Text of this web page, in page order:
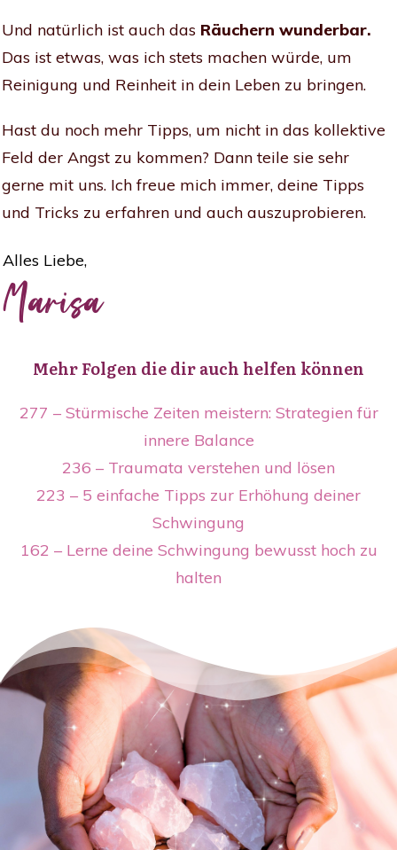
Und natürlich ist auch das Räuchern wunderbar.
Das ist etwas, was ich stets machen würde, um
Reinigung und Reinheit in dein Leben zu bringen.
Hast du noch mehr Tipps, um nicht in das kollektive
Feld der Angst zu kommen? Dann teile sie sehr
gerne mit uns. Ich freue mich immer, deine Tipps
und Tricks zu erfahren und auch auszuprobieren.
Alles Liebe,
Marisa
Mehr Folgen die dir auch helfen können
277 – Stürmische Zeiten meistern: Strategien für
innere Balance
236 – Traumata verstehen und lösen
223 – 5 einfache Tipps zur Erhöhung deiner
Schwingung
162 – Lerne deine Schwingung bewusst hoch zu
halten